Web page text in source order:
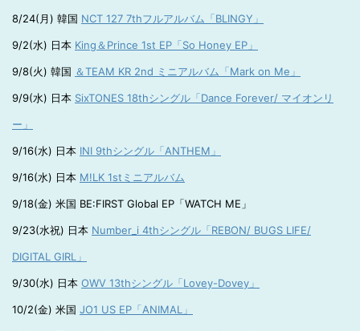
8/24(月) 韓国 NCT 127 7thフルアルバム「BLINGY」
9/2(水) 日本 King＆Prince 1st EP「So Honey EP」
9/8(火) 韓国 ＆TEAM KR 2nd ミニアルバム「Mark on Me」
9/9(水) 日本 SixTONES 18thシングル「Dance Forever/ マイオンリ
ー」
9/16(水) 日本 INI 9thシングル「ANTHEM」
9/16(水) 日本 M!LK 1stミニアルバム
9/18(金) 米国 BE:FIRST Global EP「WATCH ME」
9/23(水祝) 日本 Number_i 4thシングル「REBON/ BUGS LIFE/
DIGITAL GIRL」
9/30(水) 日本 OWV 13thシングル「Lovey-Dovey」
10/2(金) 米国 JO1 US EP「ANIMAL」